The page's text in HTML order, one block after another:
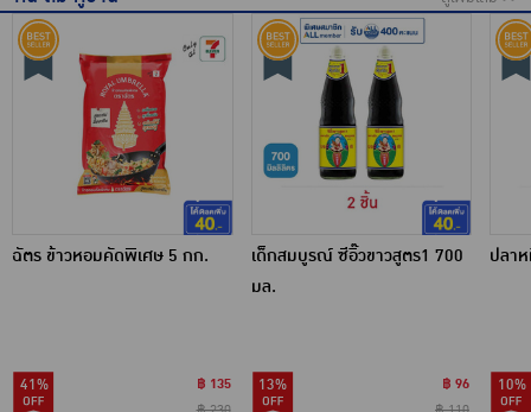
ฉัตร ข้าวหอมคัดพิเศษ 5 กก.
41%
฿ 135
เด็กสมบูรณ์ ซีอิ๊วขาวสูตร1 700
มล.
13%
฿ 96
ปลา
10%